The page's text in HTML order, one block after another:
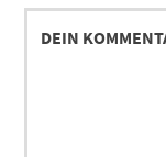
DEIN
KOMMENTAR